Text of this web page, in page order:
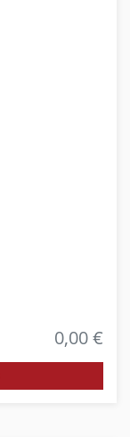
0,00 €